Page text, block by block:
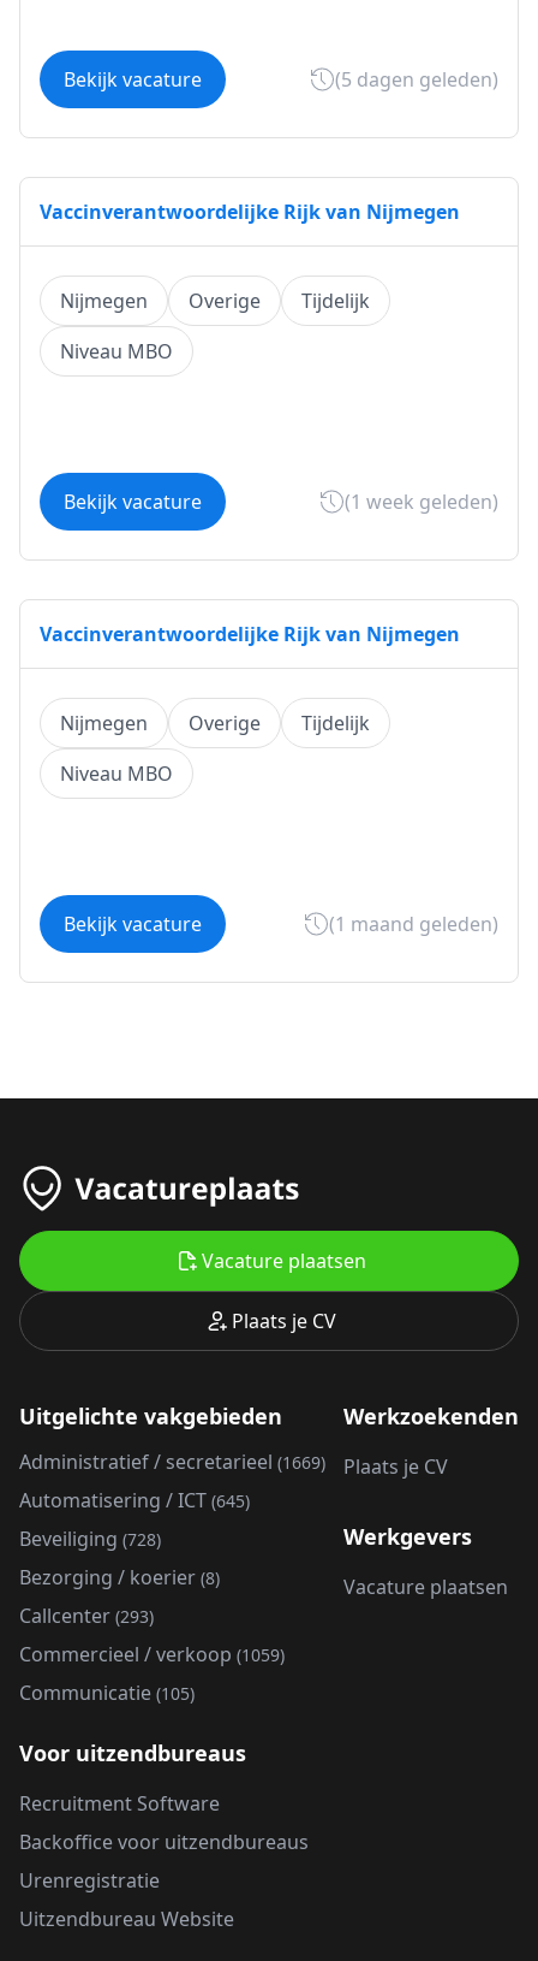
Bekijk vacature (5 dagen geleden)
Vaccinverantwoordelijke Rijk van Nijmegen
Nijmegen Overige
Tijdelijk
Niveau MBO
Bekijk vacature (1 week geleden)
Vaccinverantwoordelijke Rijk van Nijmegen
Nijmegen Overige
Tijdelijk
Niveau MBO
Bekijk vacature (1 maand geleden)
Plaats je CV
Vacature plaatsen
Uitgelichte vakgebieden
Administratief / secretarieel (1669)
Automatisering / ICT (645)
Beveiliging (728)
Bezorging / koerier (8)
Callcenter (293)
Commercieel / verkoop (1059)
Communicatie (105)
Werkzoekenden
Plaats je CV
Werkgevers
Vacature plaatsen
Voor uitzendbureaus
Recruitment Software
Backoffice voor uitzendbureaus
Urenregistratie
Uitzendbureau Website